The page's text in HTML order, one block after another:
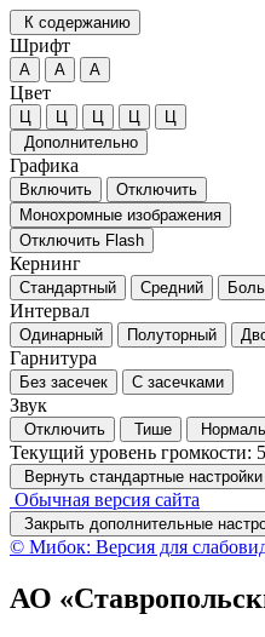
К содержанию
Шрифт
А А А
Цвет
Ц Ц Ц Ц
Ц
Дополнительно
Графика
Включить
Отключить
Монохромные изображения
Отключить Flash
Кернинг
Стандартный Средний
Интервал
Одинарный Полуторный
Гарнитура
Без засечек С засечками
Звук
Отключить Тише
Текущий уровень громкости:
Вернуть стандартные настройки
Обычная версия сайта
Закрыть дополнительные
© Мибок: Версия для
АО